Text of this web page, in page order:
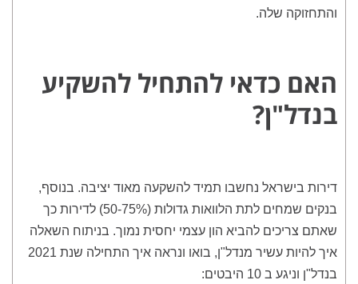
והתחזוקה שלה.
האם כדאי להתחיל להשקיע
בנדל"ן?
דירות בישראל נחשבו תמיד להשקעה מאוד יציבה. בנוסף,
בנקים שמחים לתת הלוואות גדולות (50-75%) לדירות כך
שאתם צריכים להביא הון עצמי יחסית נמוך. בניתוח השאלה
איך להיות עשיר מנדל"ן, בואו ונראה איך התחילה שנת 2021
בנדל"ן וניגע ב 10 היבטים: